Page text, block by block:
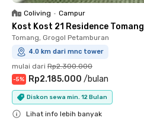
Coliving • Campur
Kost Kost 21 Residence Tomang
Tomang, Grogol Petamburan
4.0 km dari mnc tower
mulai dari Rp2.300.000
-5% Rp2.185.000 /bulan
Diskon sewa min. 12 Bulan
Lihat info lebih banyak